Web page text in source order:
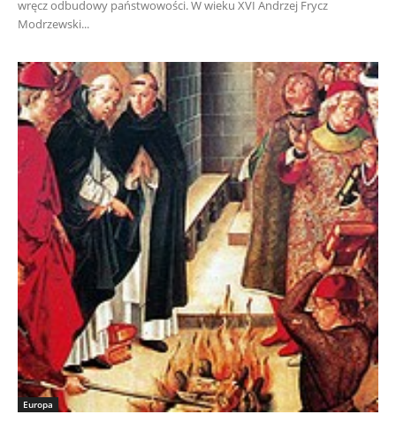
wręcz odbudowy państwowości. W wieku XVI Andrzej Frycz
Modrzewski...
Europa